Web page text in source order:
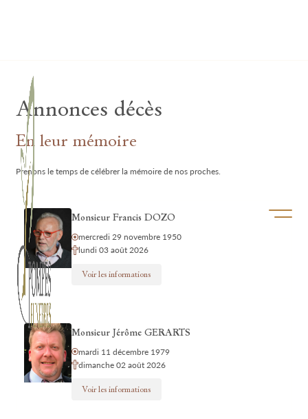
Ouvrir/
Annonces décès
En leur mémoire
Prenons le temps de célébrer la mémoire de nos proches.
Monsieur Francis DOZO
mercredi 29 novembre 1950
lundi 03 août 2026
Voir les informations
Monsieur Jérôme GERARTS
mardi 11 décembre 1979
dimanche 02 août 2026
Voir les informations